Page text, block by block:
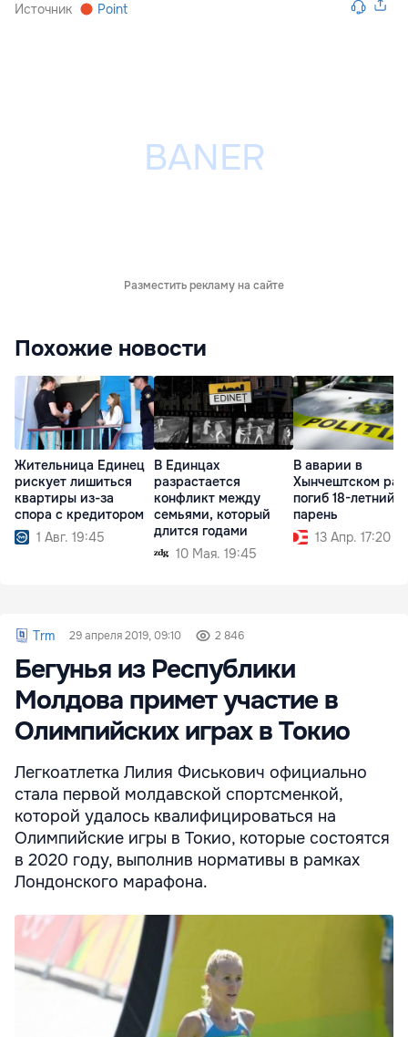
Источник Point
Разместить рекламу на сайте
Похожие новости
Жительница Единец
рискует лишиться
квартиры из-за
спора с кредитором
1 Авг. 19:45
В Единцах
разрастается
конфликт между
семьями, который
длится годами
10 Мая. 19:45
В аварии в
Хынчештском
погиб 18-летний
парень
13 Апр. 17:20
Trm 29 апреля 2019, 09:10 2 846
Бегунья из Республики
Молдова примет участие в
Олимпийских играх в Токио
Легкоатлетка Лилия Фиськович официально
стала первой молдавской спортсменкой,
которой удалось квалифицироваться на
Олимпийские игры в Токио, которые состоятся
в 2020 году, выполнив нормативы в рамках
Лондонского марафона.